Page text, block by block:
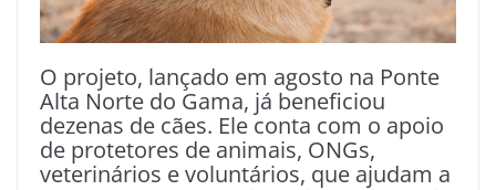
O projeto, lançado em agosto na Ponte
Alta Norte do Gama, já beneficiou
dezenas de cães. Ele conta com o apoio
de protetores de animais, ONGs,
veterinários e voluntários, que ajudam a